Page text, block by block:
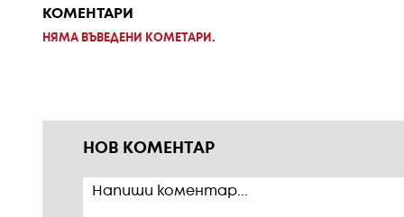
КОМЕНТАРИ
НЯМА ВЪВЕДЕНИ КОМЕТАРИ.
НОВ КОМЕНТАР